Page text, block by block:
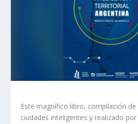
Este magnífico libro, compilación
ciudades inteligentes y realizado por